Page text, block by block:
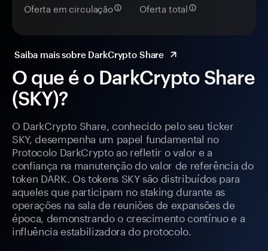
O que é o DarkCrypto Share
(SKY)?
O DarkCrypto Share, conhecido pelo seu ticker
SKY, desempenha um papel fundamental no
Protocolo DarkCrypto ao refletir o valor e a
confiança na manutenção do valor de referência do
token DARK. Os tokens SKY são distribuídos para
aqueles que participam no staking durante as
operações na sala de reuniões de expansões de
época, demonstrando o crescimento contínuo e a
influência estabilizadora do protocolo.
Oferta em circulação Oferta total
Saiba mais sobre DarkCrypto Share